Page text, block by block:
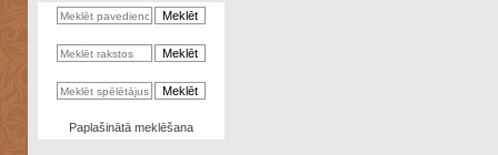
kalkulators
NomētātāsPaplašinātā meklēšana